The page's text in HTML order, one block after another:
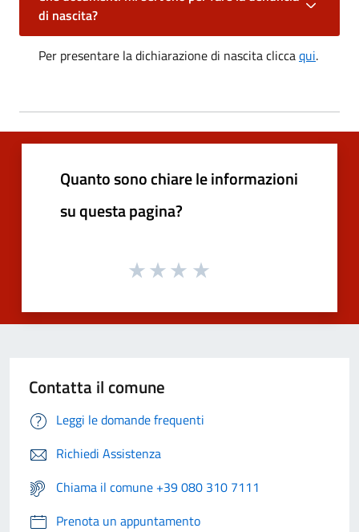
di nascita?
Per presentare la dichiarazione di nascita cliccaqui.
Quanto sono chiare le informazioni
su questa pagina?
Contatta il comune
Leggi le domande frequenti
Richiedi Assistenza
Chiama il comune +39 080 310 7111
Prenota un appuntamento